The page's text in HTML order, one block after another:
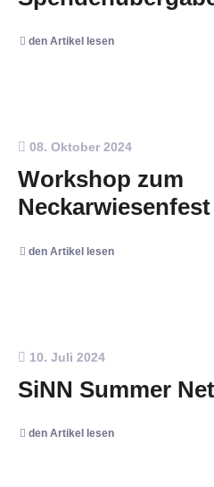
den Artikel lesen
08. Oktober 2024
Workshop zum
Neckarwiesenfest
den Artikel lesen
10. Juli 2024
SiNN Summer
den Artikel lesen